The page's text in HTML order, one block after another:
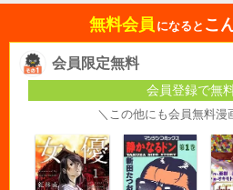
無料会員 になると こ
会員限定無料
会員登録で無
＼この他にも会員無料漫